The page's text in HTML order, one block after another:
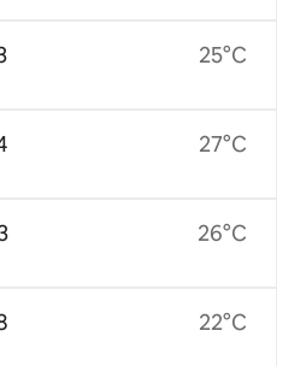
25°C
27°C
26°C
22°C